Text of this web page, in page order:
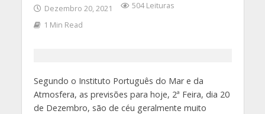
Dezembro 20, 2021
504 Leituras
1 Min Read
Segundo o Instituto Português do Mar e da
Atmosfera, as previsões para hoje, 2ª Feira, dia 20
de Dezembro, são de céu geralmente muito